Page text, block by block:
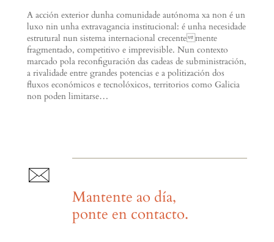
A acción exterior dunha comunidade autónoma xa non é un
luxo nin unha extravagancia institucional: é unha necesidade
estrutural nun sistema internacional crecentemente
fragmentado, competitivo e imprevisible. Nun contexto
marcado pola reconfiguración das cadeas de subministración,
a rivalidade entre grandes potencias e a politización dos
fluxos económicos e tecnolóxicos, territorios como Galicia
non poden limitarse…
Mantente ao día,
ponte en contacto.